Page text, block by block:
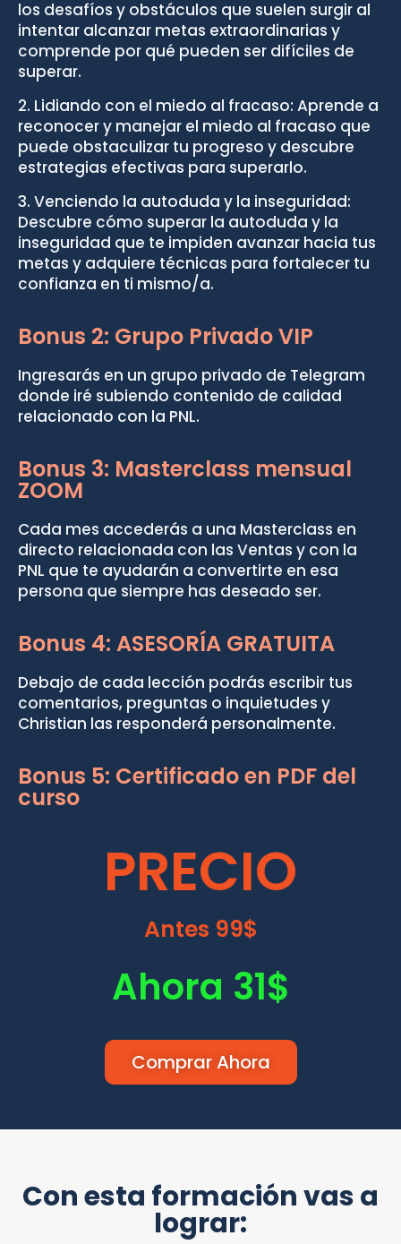
los desafíos y obstáculos que suelen surgir al
intentar alcanzar metas extraordinarias y
comprende por qué pueden ser difíciles de
superar.⁣
2. Lidiando con el miedo al fracaso: Aprende a
reconocer y manejar el miedo al fracaso que
puede obstaculizar tu progreso y descubre
estrategias efectivas para superarlo.⁣
3. Venciendo la autoduda y la inseguridad:
Descubre cómo superar la autoduda y la
inseguridad que te impiden avanzar hacia tus
metas y adquiere técnicas para fortalecer tu
confianza en ti mismo/a.
Bonus 2: Grupo Privado VIP
Ingresarás en un grupo privado de Telegram
donde iré subiendo contenido de calidad
relacionado con la PNL.
Bonus 3: Masterclass mensual
ZOOM
Cada mes accederás a una Masterclass en
directo relacionada con las Ventas y con la
PNL que te ayudarán a convertirte en esa
persona que siempre has deseado ser.
Bonus 4: ASESORÍA GRATUITA
Debajo de cada lección podrás escribir tus
comentarios, preguntas o inquietudes y
Christian las responderá personalmente.
Bonus 5: Certificado en PDF del
curso
PRECIO
Antes 99$
Ahora 31$
Comprar Ahora
Con esta formación vas a
lograr: